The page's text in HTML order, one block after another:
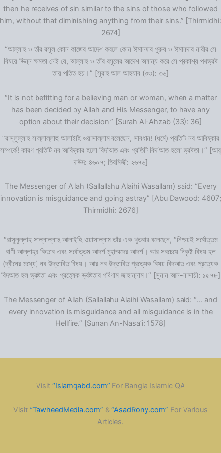
then he receives of sin similar to the sins of those who followed
him, without that diminishing anything from their sins.” [Thirmidhi:
2674]
“আল্লাহ ও তাঁর রসূল কোন কাজের আদেশ করলে কোন ঈমানদার পুরুষ ও ঈমানদার নারীর সে
বিষয়ে ভিন্ন ক্ষমতা নেই যে, আল্লাহ ও তাঁর রসূলের আদেশ অমান্য করে সে প্রকাশ্য পথভ্রষ্ট
তায় পতিত হয়।” [সূরাহ আল আহযাব (৩৩): ৩৬]
“It is not befitting for a believing man or woman, when a matter
has been decided by Allah and His Messenger, to have any
option about their decision.” [Surah Al-Ahzab (33): 36]
“রাসূলুল্লাহ সাল্লাল্লাহু আলাইহি ওয়াসাল্লাম বলেছেন, সাবধান! (ধর্মে) প্রতিটি নব আবিষ্কার
সম্পর্কে! কারণ প্রতিটি নব আবিষ্কার হলো বিদ‘আত এবং প্রতিটি বিদ‘আত হলো ভ্রষ্টতা।” [আবূ
দাউদ: ৪৬০৭; তিরমিজী: ২৬৭৬]
The Messenger of Allah (Sallallahu Alaihi Wasallam) said: “Every
innovation is misguidance and going astray” [Abu Dawood: 4607;
Thirmidhi: 2676]
“রাসূলুল্লাহ সাল্লাল্লাহু আলাইহি ওয়াসাল্লাম তাঁর এক খুতবায় বলেছেন, “নিশ্চয়ই সর্বোত্তম
বাণী আল্লাহ্‌র কিতাব এবং সর্বোত্তম আদর্শ মুহাম্মদের আদর্শ। আর সবচেয়ে নিকৃষ্ট বিষয় হল
(দ্বীনের মধ্যে) নব উদ্ভাবিত বিষয়। আর নব উদ্ভাবিত প্রত্যেক বিষয় বিদআত এবং প্রত্যেক
বিদআত হল ভ্রষ্টতা এবং প্রত্যেক ভ্রষ্টতার পরিণাম জাহান্নাম।” [সুনান আন-নাসায়ী: ১৫৭৮]
The Messenger of Allah (Sallallahu Alaihi Wasallam) said: “… and
every innovation is misguidance and all misguidance is in the
Hellfire.” [Sunan An-Nasa’i: 1578]
Visit “Islamqabd.com” For Bangla Islamic QA
Visit “TawheedMedia.com” & “AsadRony.com” For Various
Articles.